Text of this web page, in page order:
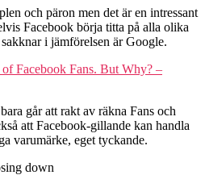
och päron men det är en intressant
Facebook börja titta på alla olika
i jämförelsen är Google.
Facebook Fans. But Why? –
går att rakt av räkna Fans och
att Facebook-gillande kan handla
varumärke, eget tyckande.
down